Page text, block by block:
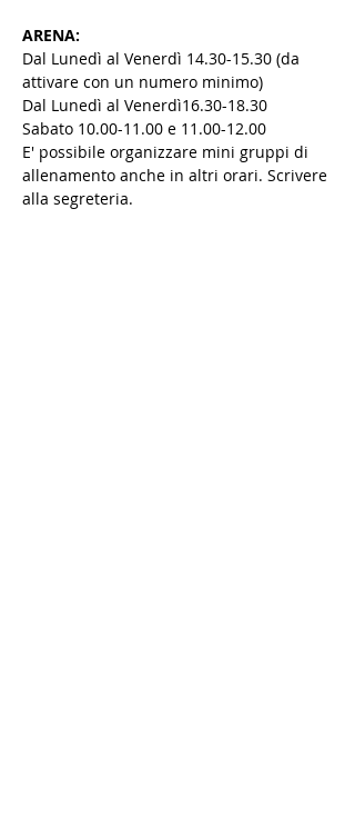
ARENA:
Dal Lunedì al Venerdì 14.30-15.30 (da
attivare con un numero minimo)
Dal Lunedì al Venerdì16.30-18.30
Sabato 10.00-11.00 e 11.00-12.00
E' possibile organizzare mini gruppi di
allenamento anche in altri orari. Scrivere
alla segreteria.